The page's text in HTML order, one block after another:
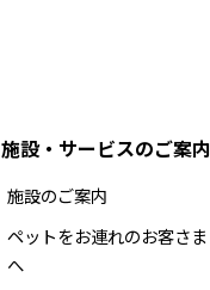
施設・サービスのご案内
施設のご案内
ペットをお連れのお客さま
へ